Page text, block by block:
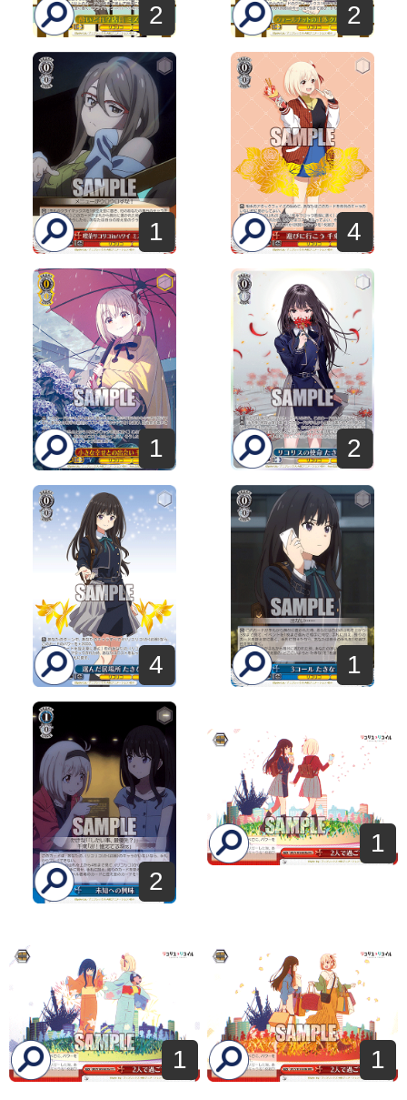
2 2
1 4
1 2
4 1
2
1
1 1